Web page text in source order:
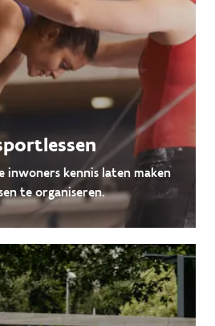
inwoners kennis laten maken
te organiseren.